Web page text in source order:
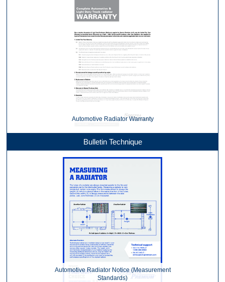
Automotive Radiator Warranty
Bulletin Technique
Automotive Radiator Notice (Measurement
Standards)